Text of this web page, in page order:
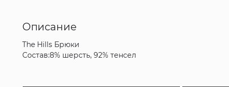
Описание
The Hills Брюки
Состав:8% шерсть, 92% тенсел